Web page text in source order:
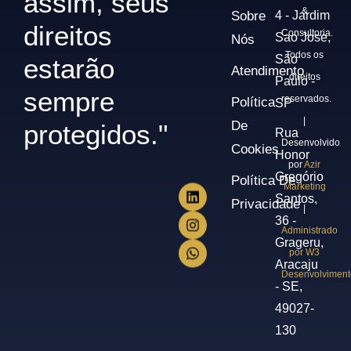
direitos
estarão
sempre
protegidos."
Sobre
Nós
Atendimento
Política
De
Cookies
Política De
Privacidade
4 - Jardim
Sao Jose,
São
Paulo -
SP
Rua
Honor
Gregório
Santos,
36 -
Grageru,
Aracaju
- SE,
49027-
130
&
Consultoria.
Todos os
direitos
reservados.
Desenvolvido
porAzir
Marketing
Administrado
por W3